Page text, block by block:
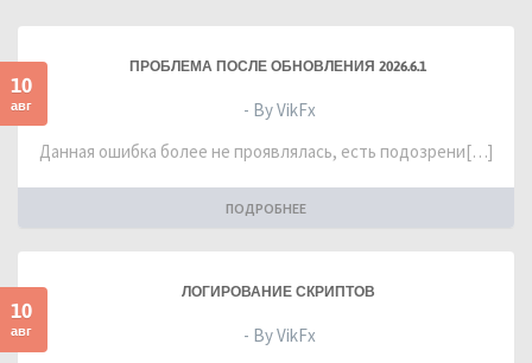
10
авг
ПРОБЛЕМА ПОСЛЕ ОБНОВЛЕНИЯ 2026.6.1
- By VikFx
Данная ошибка более не проявлялась, есть подозрени[…]
ПОДРОБНЕЕ
10
авг
ЛОГИРОВАНИЕ СКРИПТОВ
- By VikFx